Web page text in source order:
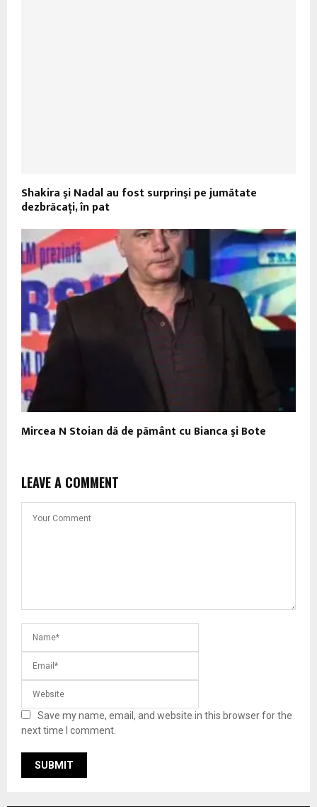
Shakira şi Nadal au fost surprinşi pe jumătate
dezbrăcaţi, în pat
Mircea N Stoian dă de pământ cu Bianca şi Bote
LEAVE A COMMENT
Save my name, email, and website in this browser for the
next time I comment.